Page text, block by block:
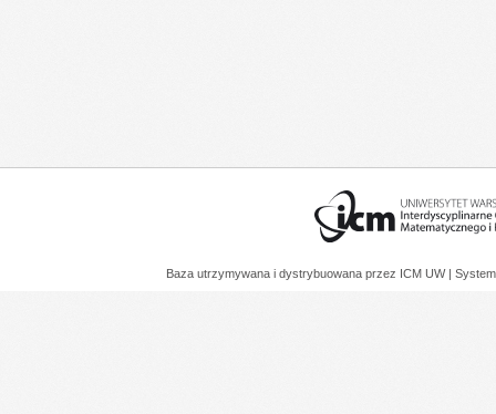
Baza utrzymywana i dystrybuowana przez ICM UW |